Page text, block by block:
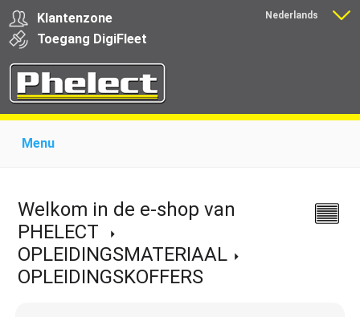
Klantenzone
Toegang DigiFleet
Nederlands
Menu
Producten voor transporteurs
Opleiding
Nieuws
Ondersteuning
Download Contact
Welkom in de e-shop van
PHELECT
OPLEIDINGSMATERIAAL
OPLEIDINGSKOFFERS